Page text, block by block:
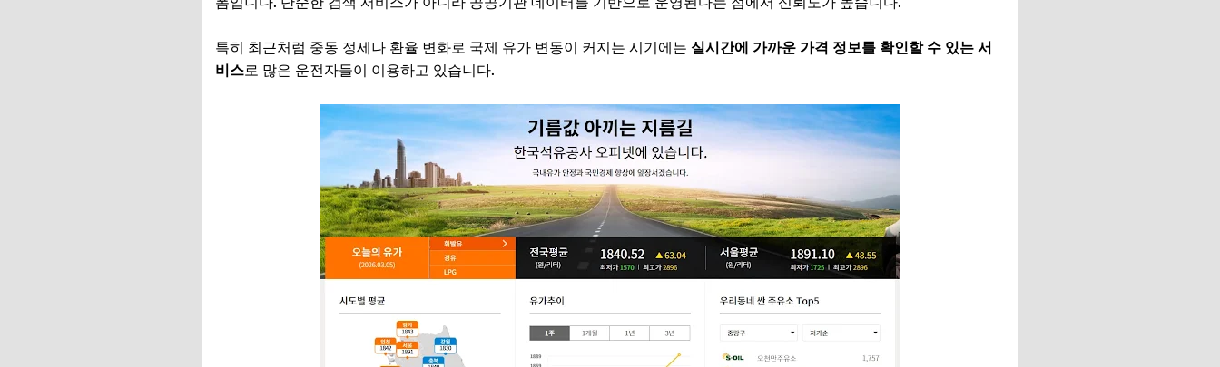
특히 최근처럼 중동 정세나 환율 변화로 국제 유가 변동이 커지는 시기에는 실시간에 가까운 가격 정보를 확인할 수 있는 서
비스로 많은 운전자들이 이용하고 있습니다.